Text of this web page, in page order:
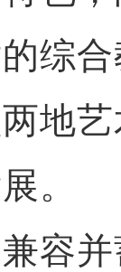
综
地
。
并